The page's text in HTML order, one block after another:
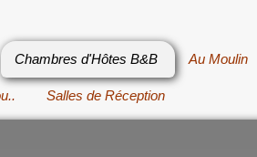
Chambres d'Hôtes B&B Au Moulin
Salles de Réception